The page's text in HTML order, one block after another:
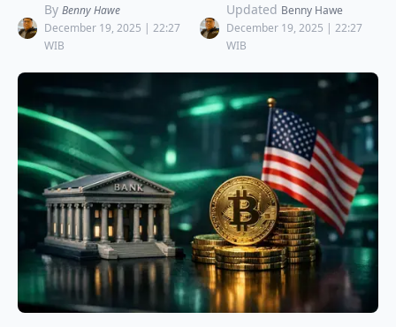
By Benny Hawe
December 19, 2025 | 22:27
WIB
Updated Benny Hawe
December 19, 2025 | 22:27
WIB